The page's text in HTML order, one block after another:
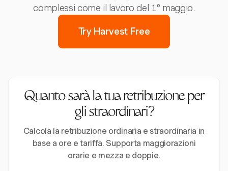
complessi come il lavoro del 1° maggio.
Try Harvest Free
Quanto sarà la tua retribuzione per
gli straordinari?
Calcola la retribuzione ordinaria e straordinaria in
base a ore e tariffa. Supporta maggiorazioni
orarie e mezza e doppie.